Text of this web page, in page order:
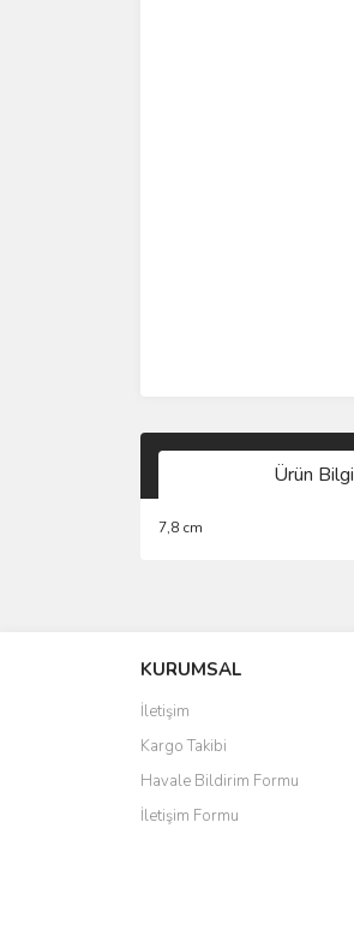
Ürün
7,8 cm
Ürün resmi kalitesiz,
Ürün
Ürün bilgilerinde
Ürün fiyatı diğer
Bu ürüne benzer
KURUMSAL
İletişim
Kargo Takibi
Havale Bildirim Formu
İletişim Formu